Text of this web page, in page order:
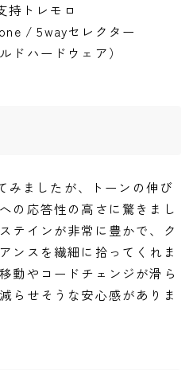
持トレモロ
/ 5wayセレクター
ドハードウェア）
みましたが、トーンの伸び
の応答性の高さに驚きまし
テインが非常に豊かで、ク
ンスを繊細に拾ってくれま
動やコードチェンジが滑ら
らせそうな安心感がありま